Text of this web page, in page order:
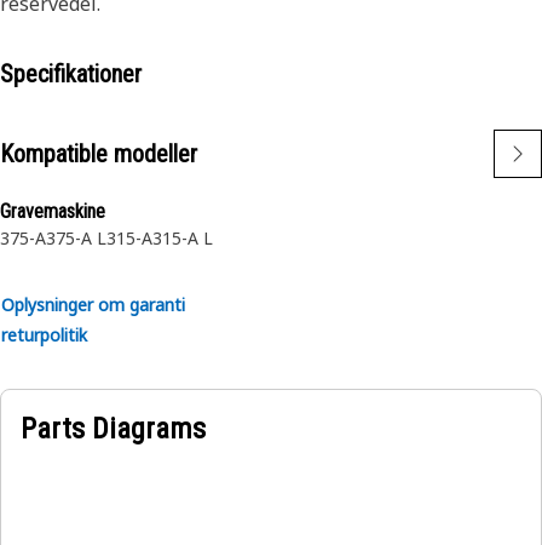
Specifikationer
Kompatible modeller
Gravemaskine
375-A375-A L315-A315-A L
Oplysninger om garanti
returpolitik
Parts Diagrams